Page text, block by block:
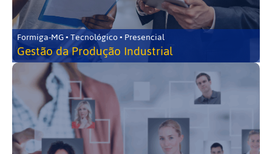
Formiga-MG • Tecnológico • Presencial
Gestão da Produção Industrial